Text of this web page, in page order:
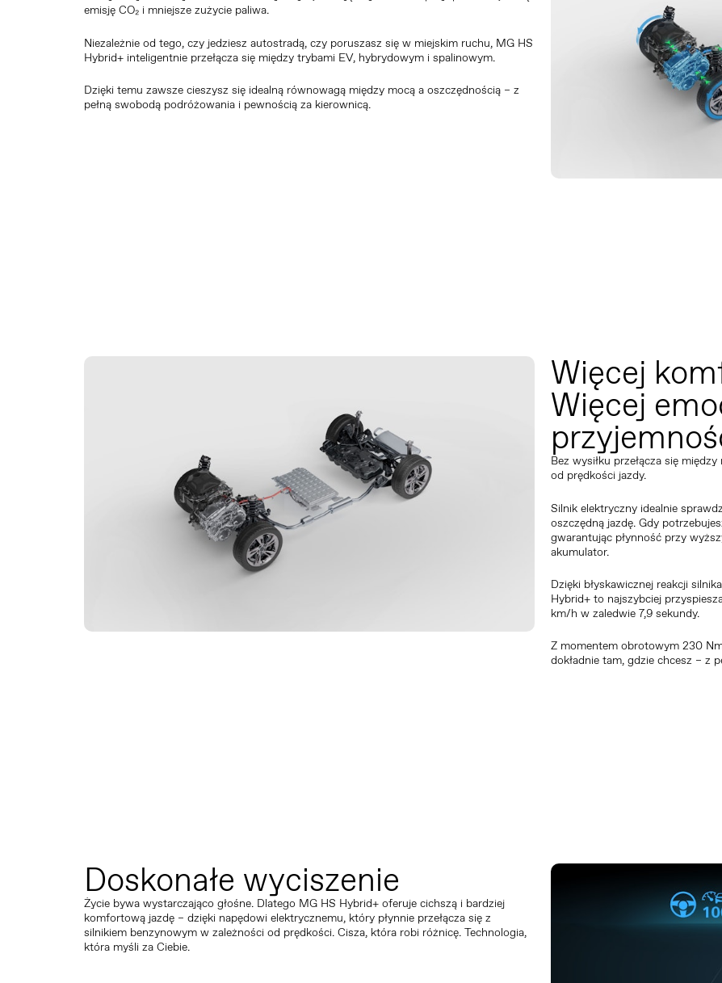
emisję CO₂ i mniejsze zużycie paliwa.
Niezależnie od tego, czy jedziesz autostradą, czy poruszasz się w miejskim ruchu, MG HS
Hybrid+ inteligentnie przełącza się między trybami EV, hybrydowym i spalinowym.
Dzięki temu zawsze cieszysz się idealną równowagą między mocą a oszczędnością – z
pełną swobodą podróżowania i pewnością za kierownicą.
Więcej
Więcej
Bez wysiłku przełącza się
od prędkości jazdy.
Silnik elektryczny idealnie
oszczędną jazdę. Gdy
gwarantując płynność przy
akumulator.
Dzięki błyskawicznej reakcji
Hybrid+ to najszybciej
km/h w zaledwie 7,9 sekundy.
Z momentem obrotowym 230
dokładnie tam, gdzie chcesz – z
Doskonałe wyciszenie
Życie bywa wystarczająco głośne. Dlatego MG HS Hybrid+ oferuje cichszą i bardziej
komfortową jazdę – dzięki napędowi elektrycznemu, który płynnie przełącza się z
silnikiem benzynowym w zależności od prędkości. Cisza, która robi różnicę. Technologia,
która myśli za Ciebie.